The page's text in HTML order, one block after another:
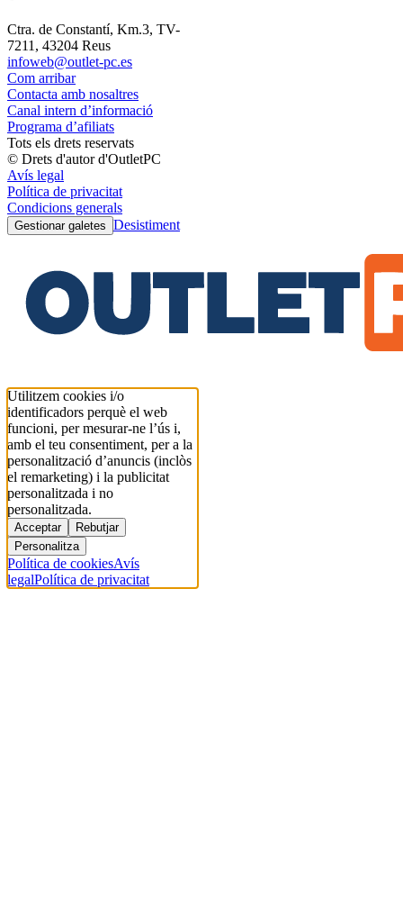
Ctra. de Constantí, Km.3, TV-
7211, 43204 Reus
infoweb@outlet-pc.es
Com arribar
Contacta amb nosaltres
Canal intern d’informació
Programa d’afiliats
Tots els drets reservats
© Drets d'autor d'OutletPC
Avís legal
Política de privacitat
Condicions generals
Gestionar galetes Desistiment
Utilitzem cookies i/o
identificadors perquè el web
funcioni, per mesurar-ne l’ús i,
amb el teu consentiment, per a la
personalització d’anuncis (inclòs
el remarketing) i la publicitat
personalitzada i no
personalitzada.
Acceptar
Rebutjar
Personalitza
Política de cookiesAvís
legalPolítica de privacitat